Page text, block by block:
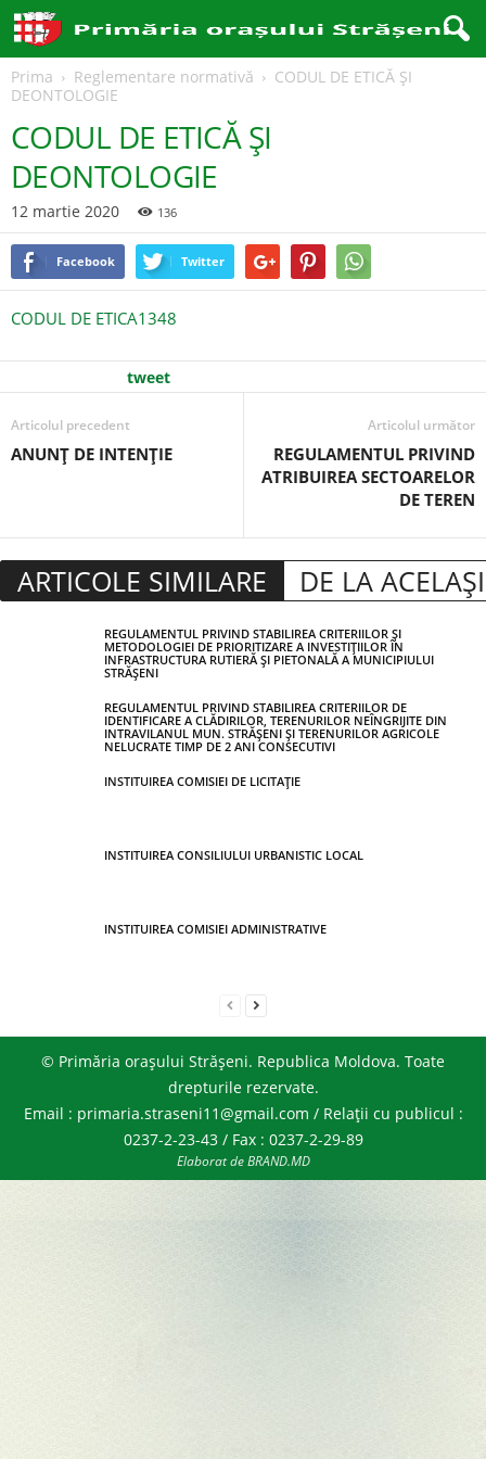
Prima Reglementare normativă
CODUL DE ETICĂ ŞI
DEONTOLOGIE
CODUL DE ETICĂ ŞI
DEONTOLOGIE
12 martie 2020 136
Facebook Twitter
CODUL DE ETICA1348
tweet
Articolul precedent
ANUNŢ DE INTENŢIE
Articolul următor
REGULAMENTUL PRIVIND
ATRIBUIREA SECTOARELOR
DE TEREN
ARTICOLE SIMILARE DE LA
REGULAMENTUL PRIVIND STABILIREA CRITERIILOR ȘI
METODOLOGIEI DE PRIORITIZARE A INVESTIȚIILOR ÎN
INFRASTRUCTURA RUTIERĂ ȘI PIETONALĂ A MUNICIPIULUI
STRĂȘENI
REGULAMENTUL PRIVIND STABILIREA CRITERIILOR DE
IDENTIFICARE A CLĂDIRILOR, TERENURILOR NEÎNGRIJITE DIN
INTRAVILANUL MUN. STRĂȘENI ȘI TERENURILOR AGRICOLE
NELUCRATE TIMP DE 2 ANI CONSECUTIVI
INSTITUIREA COMISIEI DE LICITAȚIE
INSTITUIREA CONSILIULUI URBANISTIC LOCAL
INSTITUIREA COMISIEI ADMINISTRATIVE
© Primăria orașului Strășeni. Republica Moldova. Toate
drepturile rezervate.
Email : primaria.straseni11@gmail.com / Relații cu publicul :
0237-2-23-43 / Fax : 0237-2-29-89
Elaborat de BRAND.MD